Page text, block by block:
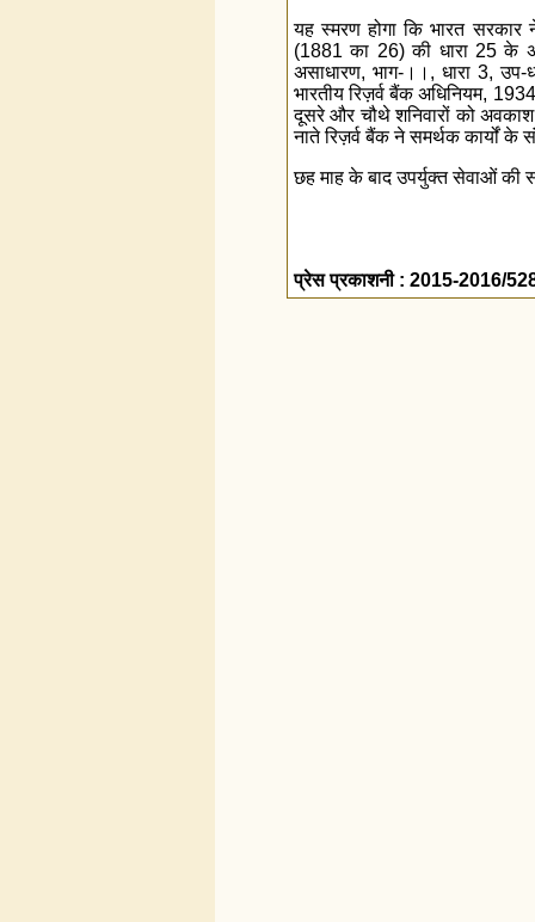
यह स्‍मरण होगा कि भारत
(1881 का 26) की धारा 25 के
असाधारण, भाग-।।, धारा 3,
भारतीय रिज़र्व बैंक अधिनियम,
दूसरे और चौथे शनिवारों को अवकाश
नाते रिज़र्व बैंक ने समर्थक कार्यों के
छह माह के बाद उपर्युक्‍त सेवाओं की
प्रेस प्रकाशनी : 2015-2016/